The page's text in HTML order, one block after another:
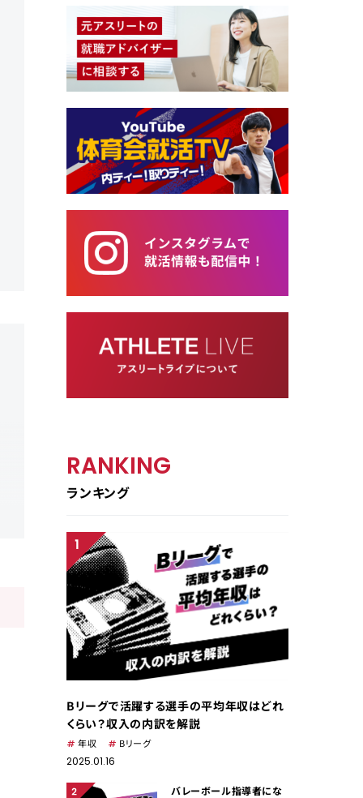
RANKING
ランキング
Bリーグで活躍する選手の平均年収はどれ
くらい？収入の内訳を解説
年収 Bリーグ
2025.01.16
バレーボール指導者にな